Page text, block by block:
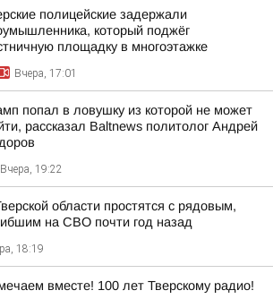
полицейские задержали
который поджёг
площадку в многоэтажке
Вчера, 17:01
попал в ловушку из которой не может
рассказал Baltnews политолог Андрей
Вчера, 19:22
области простятся с рядовым,
на СВО почти год назад
18:19
вместе! 100 лет Тверскому радио!